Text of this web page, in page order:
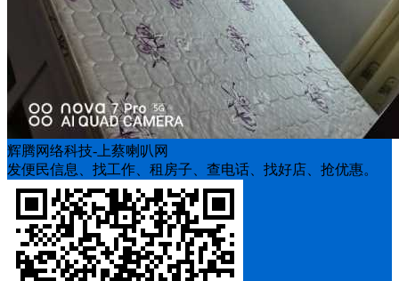
辉腾网络科技-上蔡喇叭网
发便民信息、找工作、租房子、查电话、找好店、抢优惠。